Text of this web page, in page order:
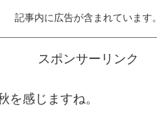
記事内に広告が含まれています。
スポンサーリンク
を感じますね。